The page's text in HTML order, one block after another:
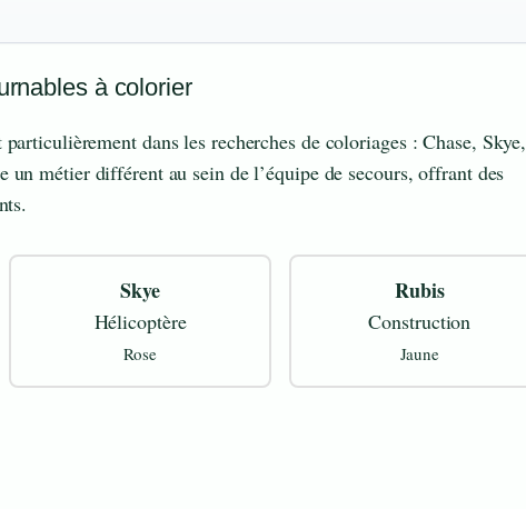
à colorier
dans les recherches de coloriages : Chase, Skye,
un métier différent au sein de l’équipe de secours, offrant des
Skye
Hélicoptère
Rose
Rubis
Construction
Jaune